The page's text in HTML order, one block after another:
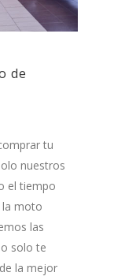
de
tu
nuestros
el tiempo
la moto
las
solo te
la mejor